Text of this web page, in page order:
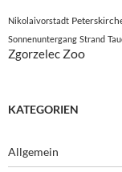
Nikolaivorstadt
Sonnenuntergang Strand
Zgorzelec Zoo
KATEGORIEN
Allgemein